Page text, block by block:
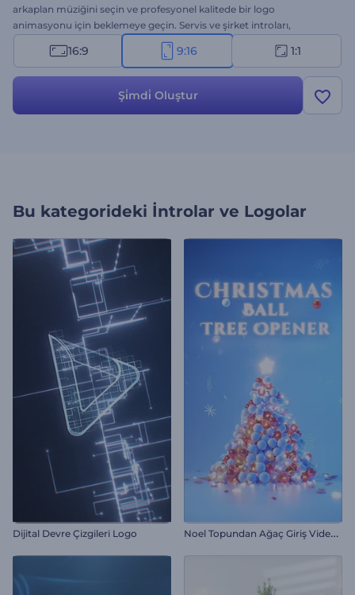
arkaplan müziğini seçin ve profesyonel kalitede bir logo
animasyonu için beklemeye geçin. Servis ve şirket introları,
kurumsal sunum girişleri, kanal tanıtımları ve diğer kreatif projeler
için harika. Hemen oluşturun!
16:9 9:16 1:1
Şi̇mdi̇ Oluştur
Bu kategorideki İntrolar ve Logolar
Dijital Devre Çizgileri Logo N
oel Topundan Ağaç Giriş Videosu